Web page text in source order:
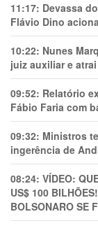
11:17: Devassa
Flávio Dino
10:22: Nunes
juiz auxiliar e
09:52: Relatório
Fábio Faria com
09:32: Ministros
ingerência de
08:24: VÍDEO:
US$ 100
BOLSONARO SE